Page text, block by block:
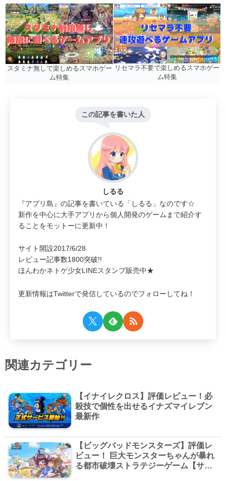
スタミナ無しで楽しめるスマホゲー
ム特集
リセマラ不要で楽しめるスマホゲー
ム特集
この記事を書いた人
しるる
『アプリ島』の記事を書いている「しるる」なのです☆
新作を中心に大手アプリから個人開発のゲームまで紹介す
ることをモットーに更新中！
サイト開設2017/6/28
レビュー記事数1800突破!!
ほんわかネトゲ少女LINEスタンプ販売中★
更新情報はTwitterで発信しているのでフォローしてね！
関連カテゴリー
【イナイレクロス】評価レビュー！必
殺技で個性を出せるイナズマイレブン
最新作
【ビッグバッドモンスターズ】評価レ
ビュー！ 巨大モンスターちゃんが暴れ
る都市破壊ストラテジーゲーム【サ